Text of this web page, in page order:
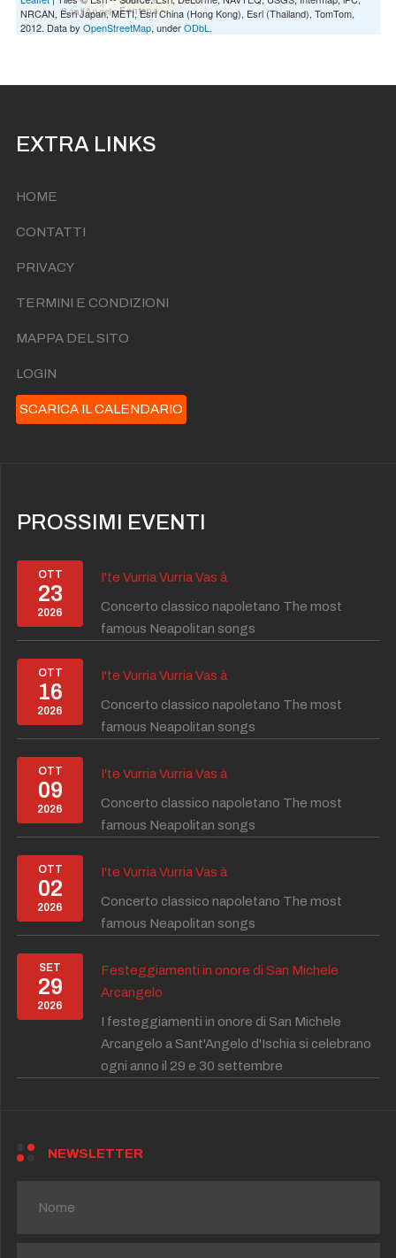
NRCAN, Esri Japan, METI, Esri China (Hong Kong), Esri (Thailand), TomTom,
2012. Data by OpenStreetMap, underODbL .
EXTRA LINKS
HOME
CONTATTI
PRIVACY
TERMINI E CONDIZIONI
MAPPA DEL SITO
LOGIN
SCARICA IL CALENDARIO
PROSSIMI EVENTI
OTT
23
2026
I'te Vurria Vurria Vas à
Concerto classico napoletano The most
famous Neapolitan songs
OTT
16
2026
I'te Vurria Vurria Vas à
Concerto classico napoletano The most
famous Neapolitan songs
OTT
09
2026
I'te Vurria Vurria Vas à
Concerto classico napoletano The most
famous Neapolitan songs
OTT
02
2026
I'te Vurria Vurria Vas à
Concerto classico napoletano The most
famous Neapolitan songs
SET
29
2026
Festeggiamenti in onore di San Michele
Arcangelo
I festeggiamenti in onore di San Michele
Arcangelo a Sant'Angelo d'Ischia si celebrano
ogni anno il 29 e 30 settembre
NEWSLETTER